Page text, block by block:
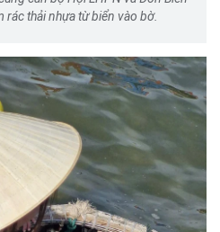
rác thải nhựa từ biển vào bờ.